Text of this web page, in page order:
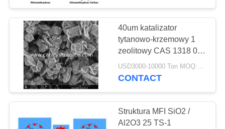
40um katalizator
tytanowo-krzemowy 1
zeolitowy CAS 1318 02
1
USD3000-10000 Ton MOQ:1 KG
CONTACT
Struktura MFI SiO2 /
Al2O3 25 TS-1